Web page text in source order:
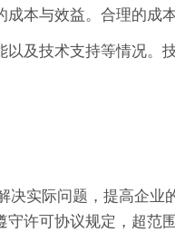
本与效益。合理的成
及技术支持等情况
实际问题，提高企
许可协议规定，超